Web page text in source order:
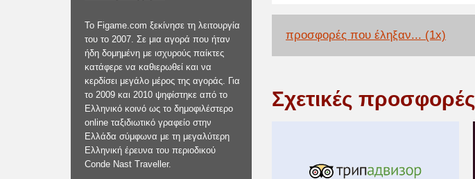
Το Figame.com ξεκίνησε τη λειτουργία
του το 2007. Σε μια αγορά που ήταν
ήδη δομημένη με ισχυρούς παίκτες
κατάφερε να καθιερωθεί και να
κερδίσει μεγάλο μέρος της αγοράς. Για
το 2009 και 2010 ψηφίστηκε από το
Ελληνικό κοινό ως το δημοφιλέστερο
online ταξιδιωτικό γραφείο στην
Ελλάδα σύμφωνα με τη μεγαλύτερη
Ελληνική έρευνα του περιοδικού
Conde Nast Traveller.
προσφορές που έληξαν... (1x)
Σχετικές προσφορές